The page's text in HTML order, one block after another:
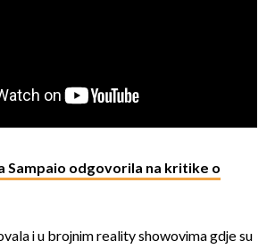
Sampaio odgovorila na kritike o
i u brojnim reality showovima gdje su